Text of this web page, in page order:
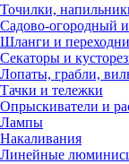
Точилки,
Садово-огородный
Шланги и
Секаторы и
Лопаты, грабли,
Тачки и тележки
Опрыскиватели и
Лампы
Накаливания
Линейные